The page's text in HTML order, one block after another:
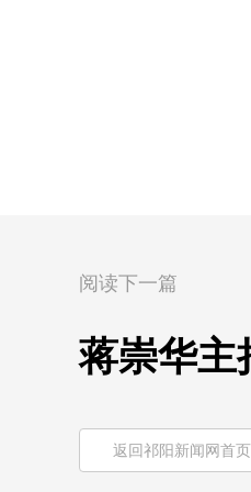
阅读下一篇
蒋崇华主
返回祁阳新闻网首页